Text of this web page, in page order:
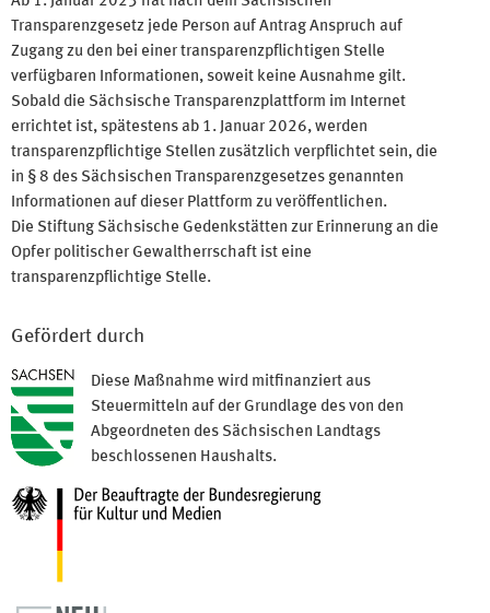
Transparenzgesetz jede Person auf Antrag Anspruch auf
Zugang zu den bei einer transparenzpflichtigen Stelle
verfügbaren Informationen, soweit keine Ausnahme gilt.
Sobald die Sächsische Transparenzplattform im Internet
errichtet ist, spätestens ab 1. Januar 2026, werden
transparenzpflichtige Stellen zusätzlich verpflichtet sein, die
in § 8 des Sächsischen Transparenzgesetzes genannten
Informationen auf dieser Plattform zu veröffentlichen.
Die Stiftung Sächsische Gedenkstätten zur Erinnerung an die
Opfer politischer Gewaltherrschaft ist eine
transparenzpflichtige Stelle.
Gefördert durch
Diese Maßnahme wird mitfinanziert aus
Steuermitteln auf der Grundlage des von den
Abgeordneten des Sächsischen Landtags
beschlossenen Haushalts.